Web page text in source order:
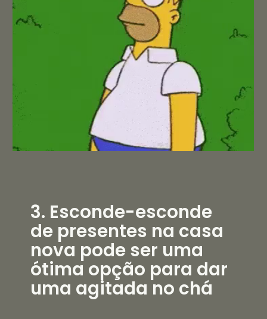
3. Esconde-esconde
de presentes na casa
nova pode ser uma
ótima opção para dar
uma agitada no chá